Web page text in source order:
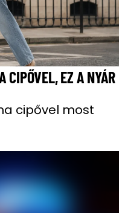
CIPŐVEL, EZ A NYÁR
cipővel most